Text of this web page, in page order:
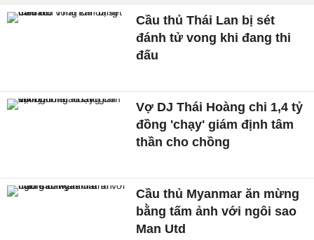
Cầu thủ Thái Lan bị sét
đánh tử vong khi đang thi
đấu
Vợ DJ Thái Hoàng chi 1,4 tỷ
đồng 'chạy' giám định tâm
thần cho chồng
Cầu thủ Myanmar ăn mừng
bằng tấm ảnh với ngôi sao
Man Utd